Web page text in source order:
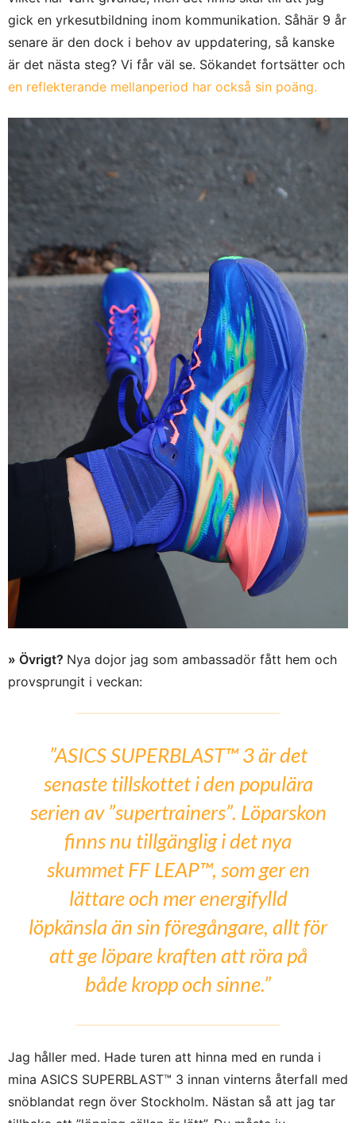
gick en yrkesutbildning inom kommunikation. Såhär 9 år
senare är den dock i behov av uppdatering, så kanske
är det nästa steg? Vi får väl se. Sökandet fortsätter och
en reflekterande mellanperiod har också sin poäng.
» Övrigt? Nya dojor jag som ambassadör fått hem och
provsprungit i veckan:
”ASICS SUPERBLAST™ 3 är det
senaste tillskottet i den populära
serien av ”supertrainers”. Löparskon
finns nu tillgänglig i det nya
skummet FF LEAP™, som ger en
lättare och mer energifylld
löpkänsla än sin föregångare, allt för
att ge löpare kraften att röra på
både kropp och sinne.”
Jag håller med. Hade turen att hinna med en runda i
mina ASICS SUPERBLAST™ 3 innan vinterns återfall med
snöblandat regn över Stockholm. Nästan så att jag tar